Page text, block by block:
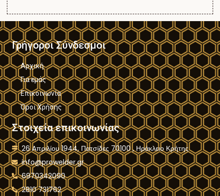
Γρήγοροι Σύνδεσμοι
Αρχική
Για εμάς
Επικοινωνία
Όροι Χρήσης
Στοιχεία επικοινωνίας
26 Aπριλίου 1944, Πατσίδες 70100 , Ηράκλειο Κρήτης
info@prowelder.gr
6970342090
2810 731762